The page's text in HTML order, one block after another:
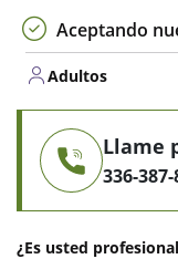
Aceptando
Adultos
Llame
336-
¿Es usted